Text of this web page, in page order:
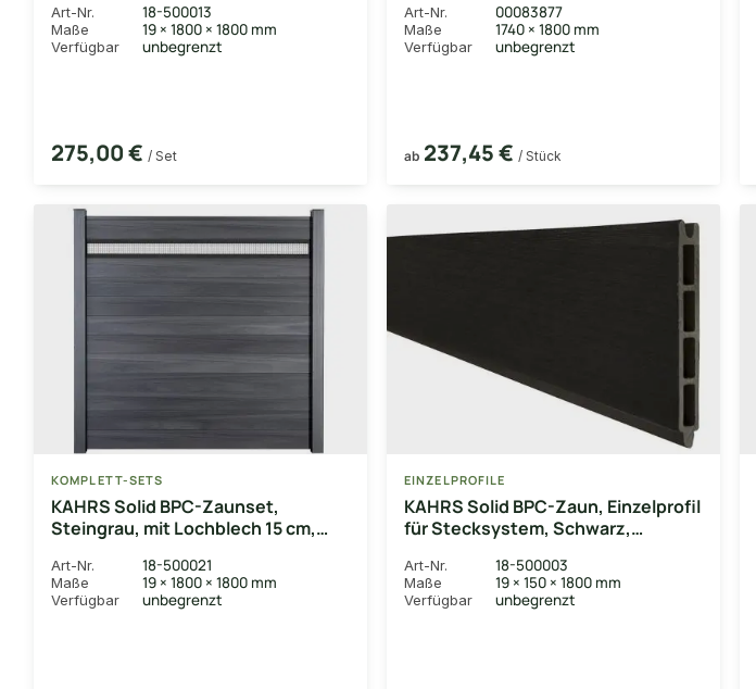
Art-Nr. 18-500013
Maße 19 × 1800 × 1800 mm
Verfügbar unbegrenzt
275,00 € / Set
Unterbauleiste
Art-Nr. 00083877
Maße 1740 × 1800 mm
Verfügbar unbegrenzt
ab 237,45 € / Stück
KOMPLETT-SETS
KAHRS Solid BPC-Zaunset,
Steingrau, mit Lochblech 15 cm,
Art-Nr. 18-500021
Maße 19 × 1800 × 1800 mm
Verfügbar unbegrenzt
EINZELPROFILE
KAHRS Solid BPC-Zaun, Einzelprofil
für Stecksystem, Schwarz,
Art-Nr. 18-500003
Maße 19 × 150 × 1800 mm
Verfügbar unbegrenzt